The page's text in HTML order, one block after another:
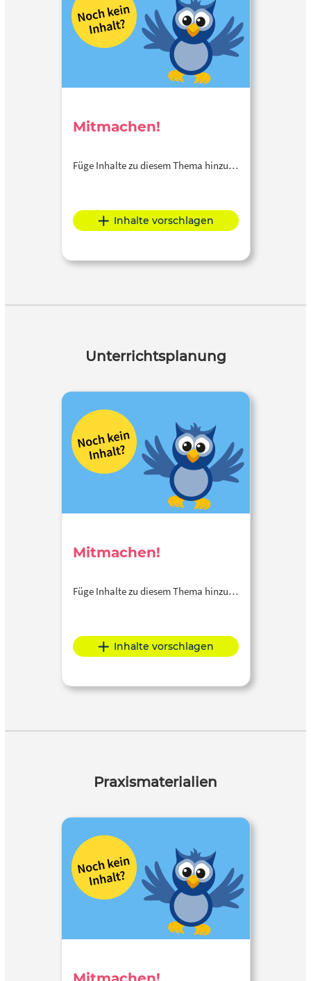
Mitmachen!
Füge Inhalte zu diesem Thema hinzu…
Inhalte vorschlagen
Unterrichtsplanung
Mitmachen!
Füge Inhalte zu diesem Thema hinzu…
Inhalte vorschlagen
Praxismaterialien